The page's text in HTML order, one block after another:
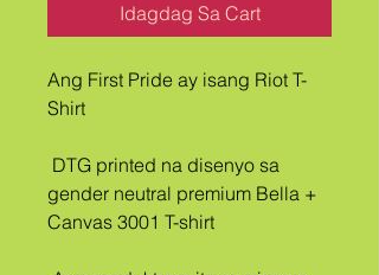
Idagdag Sa Cart
Ang First Pride ay isang Riot T-
Shirt
gender neutral premium Bella +
Canvas 3001 T-shirt